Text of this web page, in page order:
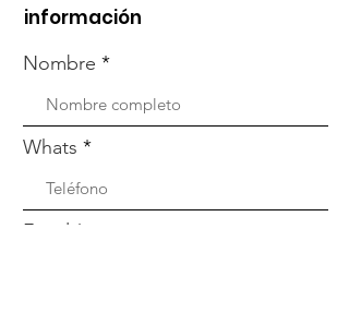
información
Nombre
Whats
Email